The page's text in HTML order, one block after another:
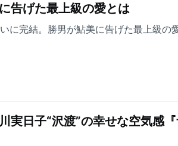
告げた最上級の愛とは
に完結。勝男が鮎美に告げた最上級の
実日子“沢渡”の幸せな空気感